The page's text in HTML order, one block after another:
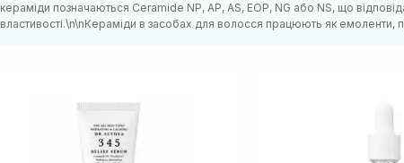
кераміди позначаються Ceramide NP, AP, AS, EOP, NG або NS, що
властивості.\n\nКераміди в засобах для волосся працюють як емоленти,